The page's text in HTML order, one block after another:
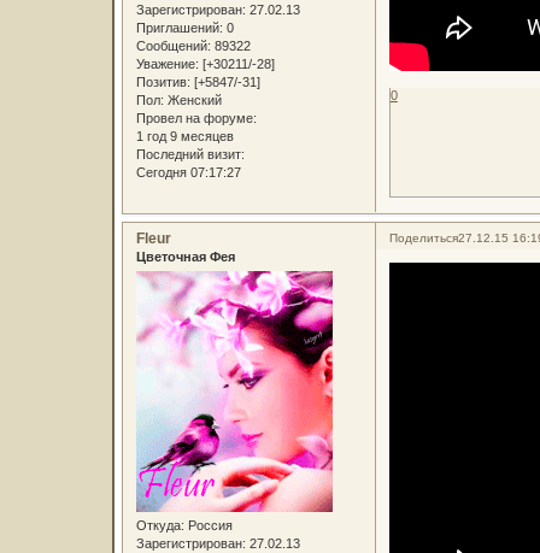
Зарегистрирован: 27.02.13
Приглашений: 0
Сообщений: 89322
Уважение: [+30211/-28]
Позитив: [+5847/-31]
Пол: Женский
Провел на форуме:
1 год 9 месяцев
Последний визит:
Сегодня 07:17:27
0
Поделиться27.12.15
Fleur
Цветочная Фея
Откуда: Россия
Зарегистрирован: 27.02.13